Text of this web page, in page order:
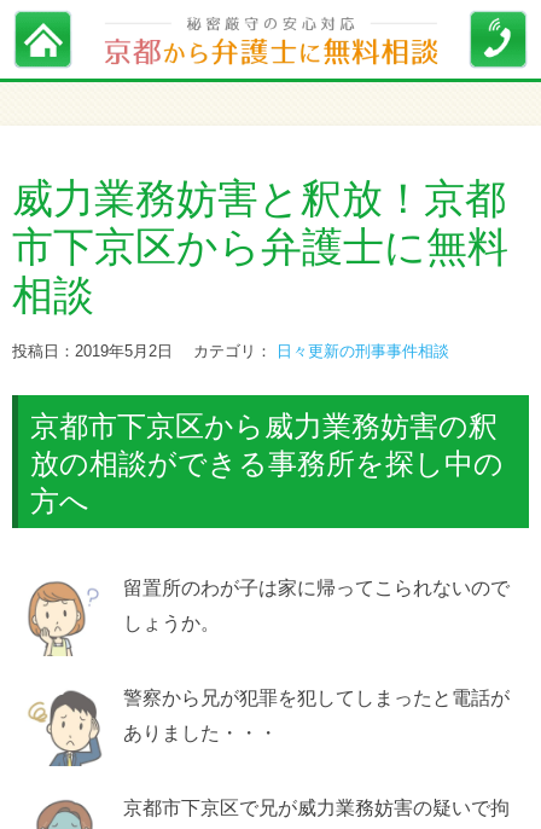
威力業務妨害と釈放！京都
市下京区から弁護士に無料
相談
投稿日：2019年5月2日 カテゴリ： 日々更新の刑事事件相談
京都市下京区から威力業務妨害の釈
放の相談ができる事務所を探し中の
方へ
留置所のわが子は家に帰ってこられないので
しょうか。
警察から兄が犯罪を犯してしまったと電話が
ありました・・・
京都市下京区で兄が威力業務妨害の疑いで拘